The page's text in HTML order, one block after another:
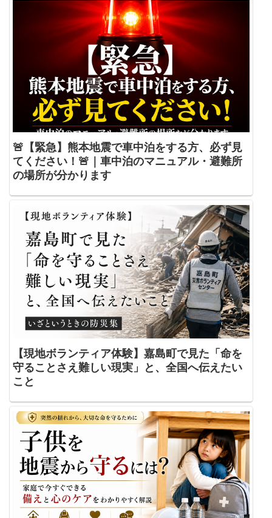
🚨【緊急】熊本地震で車中泊をする方、必ず見
てください！🚨｜車中泊のマニュアル・避難所
の場所が分かります
【現地ボランティア体験】嘉島町で見た「命を
守ることさえ難しい現実」と、全国へ伝えたい
こと